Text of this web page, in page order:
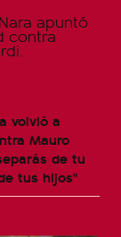
volvió a
Mauro
de tu
tus hijos"